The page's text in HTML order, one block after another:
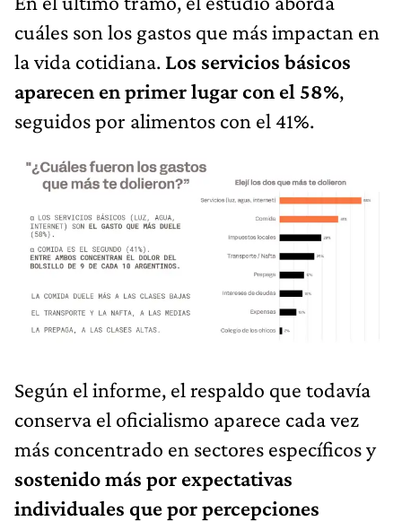
cuáles son los gastos que más impactan en
la vida cotidiana. Los servicios básicos
aparecen en primer lugar con el 58%,
seguidos por alimentos con el 41%.
Según el informe, el respaldo que todavía
conserva el oficialismo aparece cada vez
más concentrado en sectores específicos y
sostenido más por expectativas
individuales que por percepciones